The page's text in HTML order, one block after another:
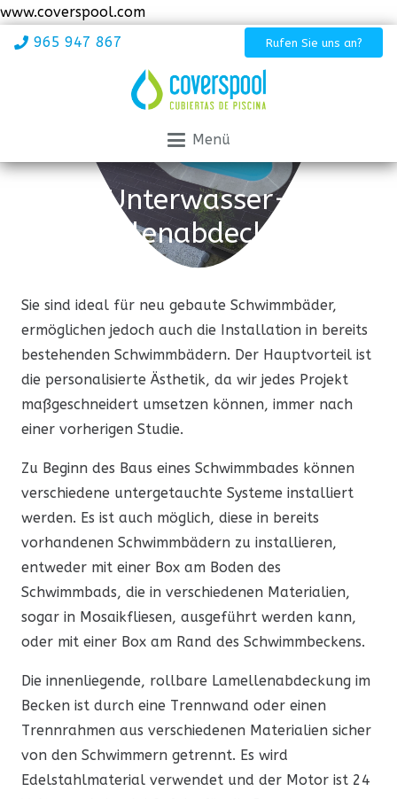
www.coverspool.com
965 947 867
Rufen Sie uns an?
Menü
Unterwasser-
Lamellenabdeckungen
Sie sind ideal für neu gebaute Schwimmbäder,
ermöglichen jedoch auch die Installation in bereits
bestehenden Schwimmbädern. Der Hauptvorteil ist
die personalisierte Ästhetik, da wir jedes Projekt
maßgeschneidert umsetzen können, immer nach
einer vorherigen Studie.
Zu Beginn des Baus eines Schwimmbades können
verschiedene untergetauchte Systeme installiert
werden. Es ist auch möglich, diese in bereits
vorhandenen Schwimmbädern zu installieren,
entweder mit einer Box am Boden des
Schwimmbads, die in verschiedenen Materialien,
sogar in Mosaikfliesen, ausgeführt werden kann,
oder mit einer Box am Rand des Schwimmbeckens.
Die innenliegende, rollbare Lamellenabdeckung im
Becken ist durch eine Trennwand oder einen
Trennrahmen aus verschiedenen Materialien sicher
von den Schwimmern getrennt. Es wird
Edelstahlmaterial verwendet und der Motor ist 24